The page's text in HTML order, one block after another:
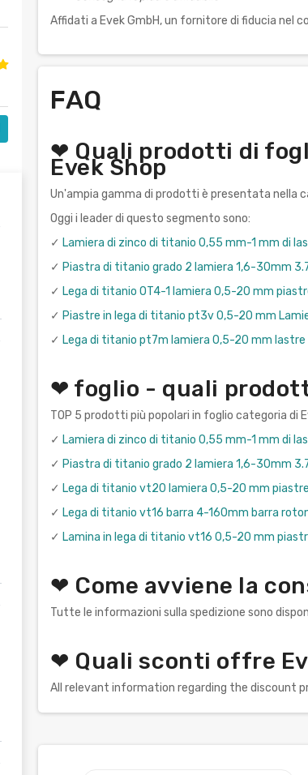
Affidati a Evek GmbH, un fornitore di fiducia nel
FAQ
❤ Quali prodotti di
Evek Shop
Un'ampia gamma di prodotti è presentata nella
Oggi i leader di questo segmento sono:
✓ Lamiera di zinco di titanio 0,55 mm-1 mm di
✓ Piastra di titanio grado 2 lamiera 1,6-30mm
✓ Lega di titanio OT4-1 lamiera 0,5-20 mm
✓ Piastre in lega di titanio pt3v 0,5-20 mm
✓ Lega di titanio pt7m lamiera 0,5-20 mm
❤ foglio - quali
TOP 5 prodotti più popolari in foglio categoria di
✓ Lamiera di zinco di titanio 0,55 mm-1 mm di
✓ Piastra di titanio grado 2 lamiera 1,6-30mm
✓ Lega di titanio vt20 lamiera 0,5-20 mm
✓ Lega di titanio vt16 barra 4-160mm barra
✓ Lamina in lega di titanio vt16 0,5-20 mm
❤ Come avviene la
Tutte le informazioni sulla spedizione sono
❤ Quali sconti offre
All relevant information regarding the discount